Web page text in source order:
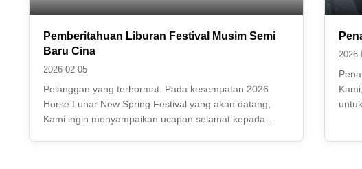
Pemberitahuan Liburan Festival Musim Semi
Baru Cina
2026-02-05
Pelanggan yang terhormat: Pada kesempatan 2026
Horse Lunar New Spring Festival yang akan datang,
Kami ingin menyampaikan ucapan selamat kepada